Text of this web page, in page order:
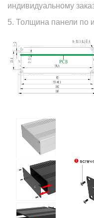
индивидуальному
5. Толщина панели по